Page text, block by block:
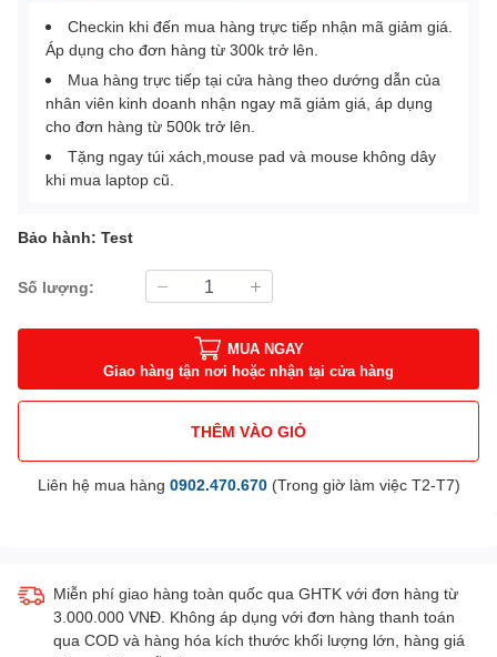
Checkin khi đến mua hàng trực tiếp nhận mã giảm giá.
Áp dụng cho đơn hàng từ 300k trở lên.
Mua hàng trực tiếp tại cửa hàng theo dướng dẫn của
nhân viên kinh doanh nhận ngay mã giảm giá, áp dụng
cho đơn hàng từ 500k trở lên.
Tặng ngay túi xách,mouse pad và mouse không dây
khi mua laptop cũ.
Bảo hành: Test
Số lượng:
MUA NGAY
Giao hàng tận nơi hoặc nhận tại cửa hàng
THÊM VÀO GIỎ
Liên hệ mua hàng 0902.470.670(Trong giờ làm việc T2-T7)
Miễn phí giao hàng toàn quốc qua GHTK với đơn hàng từ
3.000.000 VNĐ. Không áp dụng với đơn hàng thanh toán
qua COD và hàng hóa kích thước khối lượng lớn, hàng giá